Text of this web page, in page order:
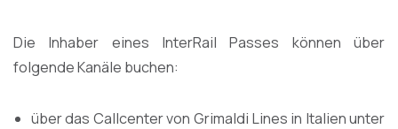
Die Inhaber eines InterRail Passes können über
folgende Kanäle buchen:
über das Callcenter von Grimaldi Lines in Italien unter